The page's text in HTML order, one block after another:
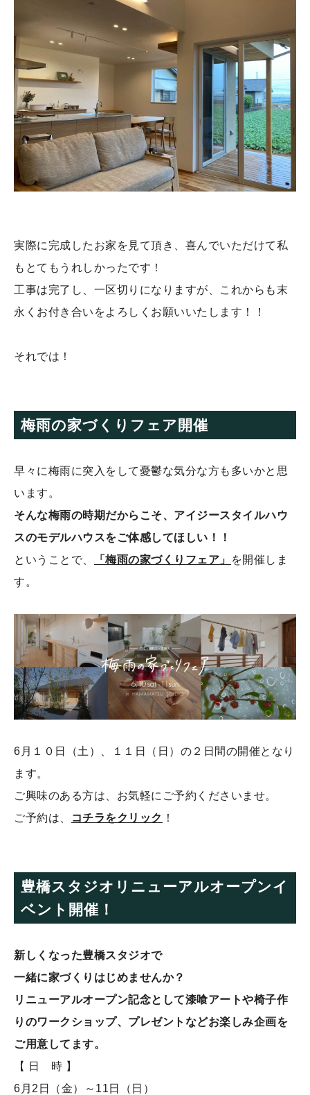
実際に完成したお家を見て頂き、喜んでいただけて私
もとてもうれしかったです！
工事は完了し、一区切りになりますが、これからも末
永くお付き合いをよろしくお願いいたします！！
それでは！
梅雨の家づくりフェア開催
早々に梅雨に突入をして憂鬱な気分な方も多いかと思
います。
そんな梅雨の時期だからこそ、 アイジースタイルハウ
スのモデルハウスをご体感してほしい！！
ということで、
「梅雨の家づくりフェア」
を開催しま
す。
6月１０日（土）、１１日（日）の２日間の開催となり
ます。
ご興味のある方は、お気軽にご予約くださいませ。
ご予約は、
コチラをクリック ！
豊橋スタジオリニューアルオープンイ
ベント開催！
新しくなった豊橋スタジオで
一緒に家づくりはじめませんか？
リニューアルオープン記念として漆喰アートや椅子作
りのワークショップ、プレゼントなどお楽しみ企画を
ご用意してます。
【 日 時 】
6月2日（金）～11日（日）